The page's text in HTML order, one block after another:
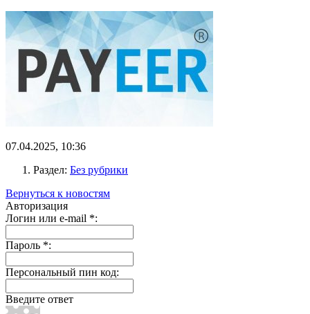
07.04.2025, 10:36
Раздел: Без рубрики
Вернуться к новостям
Авторизация
Логин или e-mail *:
Пароль *:
Персональный пин код:
Введите ответ